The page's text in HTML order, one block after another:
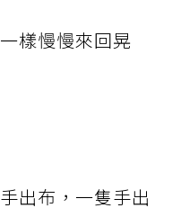
樣慢慢來回晃
出布，一隻手出